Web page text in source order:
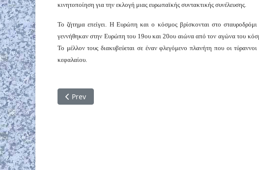
κινητοποίηση για την εκλογή μιας ευρωπαϊκής συντακτικής συνέλευσης.
Το ζήτημα επείγει. Η Ευρώπη και ο κόσμος βρίσκονται στο
γεννήθηκαν στην Ευρώπη του 19ου και 20ου αιώνα από τον αγώνα του
Το μέλλον τους διακυβεύεται σε έναν φλεγόμενο πλανήτη που οι
κεφαλαίου.
Previous article: Ο τραμπισμός ως ναζισμός της εποχής
Prev